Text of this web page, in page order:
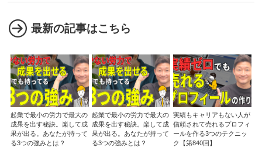
最新の記事はこちら
起業で最小の労力で最大の
成果を出す秘訣。楽して成
果が出る。あなたが持って
る3つの強みとは？
起業で最小の労力で最大の
成果を出す秘訣。楽して成
果が出る。あなたが持って
る3つの強みとは？
実績もキャリアもない人が
信頼されて売れるプロフィ
ールを作る3つのテクニッ
ク【第840回】